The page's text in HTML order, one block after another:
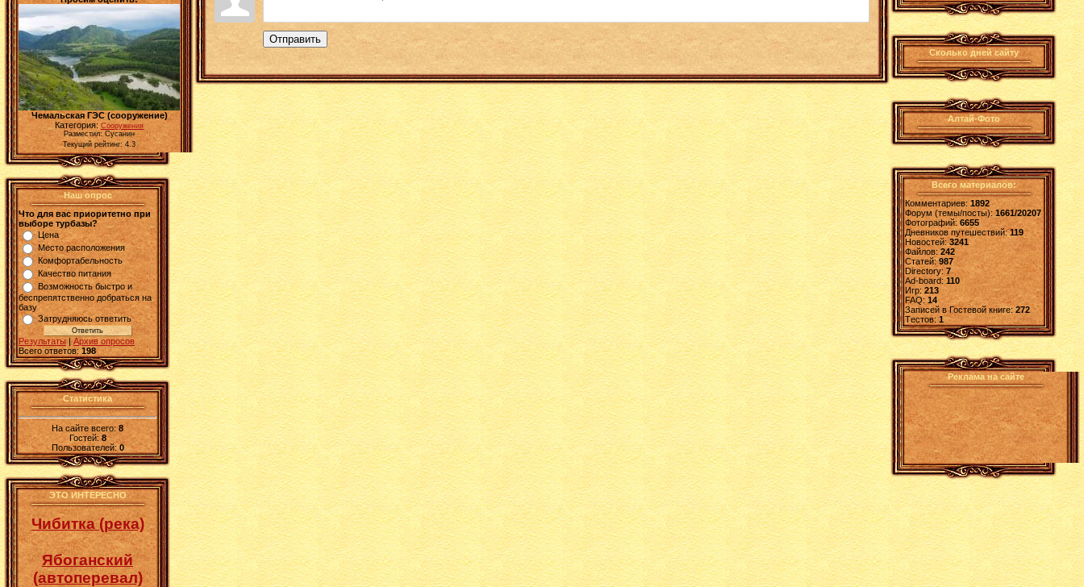
Чемальская ГЭС (сооружение)
Категория: Сооружения
Разместил: Сусанин
Текущий рейтинг: 4.3
Наш опрос
Что для вас приоритетно при
выборе турбазы?
Цена
Место расположения
Комфортабельность
Качество питания
Возможность быстро и
беспрепятственно добраться на
базу
Затрудняюсь ответить
Результаты |Архив опросов
Всего ответов: 198
Статистика
На сайте всего:8
Гостей:8
Пользователей: 0
ЭТО ИНТЕРЕСНО
Чибитка (река)
Ябоганский
(автоперевал)
Отправить
Сколько дней сайту
Алтай-Фото
Всего материалов:
Комментариев: 1892
Форум (темы/посты):1661/20207
Фотографий:6655
Дневников путешествий:119
Новостей:3241
Файлов: 242
Статей:987
Directory: 7
Ad-board:110
Игр: 213
FAQ:14
Записей в Гостевой книге:272
Tестов: 1
Реклама на сайте